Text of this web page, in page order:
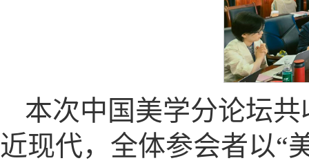
本次中国美学分论坛
近现代，全体参会者以“